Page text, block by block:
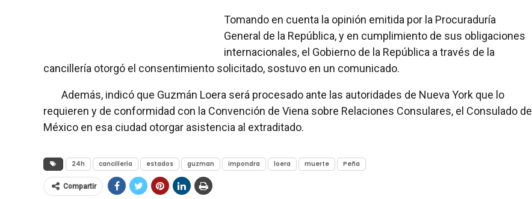
Tomando en cuenta la opinión emitida por la Procuraduría
General de la República, y en cumplimiento de sus obligaciones
internacionales, el Gobierno de la República a través de la
cancillería otorgó el consentimiento solicitado, sostuvo en un comunicado.
Además, indicó que Guzmán Loera será procesado ante las autoridades de Nueva York que lo
requieren y de conformidad con la Convención de Viena sobre Relaciones Consulares, el Consulado de
México en esa ciudad otorgar asistencia al extraditado.
24h cancillería estados guzman impondra loera muerte Peña
Compartir